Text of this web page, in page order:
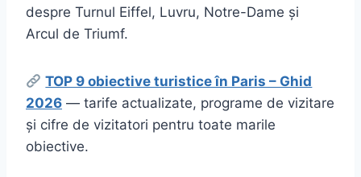
despre Turnul Eiffel, Luvru, Notre-Dame și
Arcul de Triumf.
TOP 9 obiective turistice în Paris – Ghid
2026 — tarife actualizate, programe de vizitare
și cifre de vizitatori pentru toate marile
obiective.